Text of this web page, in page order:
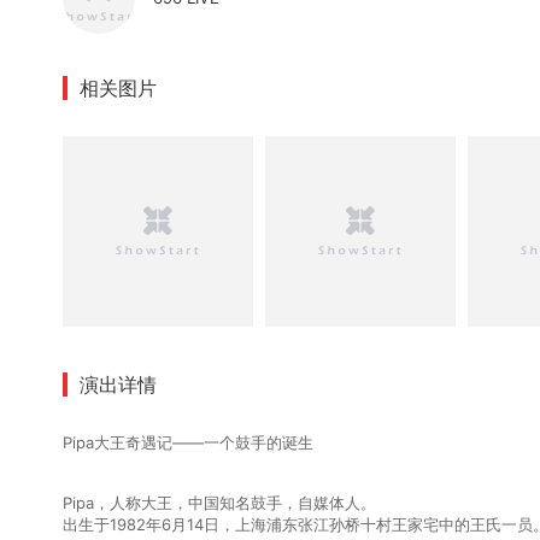
相关图片
演出详情
Pipa大王奇遇记——一个鼓手的诞生
Pipa，人称大王，中国知名鼓手，自媒体人。
出生于1982年6月14日，上海浦东张江孙桥十村王家宅中的王氏一员